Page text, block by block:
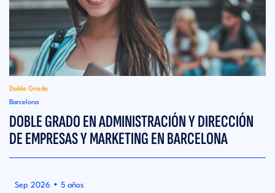
Doble Grado
Barcelona
DOBLE GRADO EN ADMINISTRACIÓN Y DIRECCIÓN
DE EMPRESAS Y MARKETING EN BARCELONA
Sep 2026 • 5 años